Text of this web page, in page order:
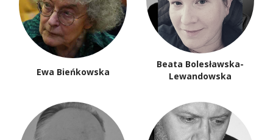
Ewa Bieńkowska
Beata Bolesławska-
Lewandowska